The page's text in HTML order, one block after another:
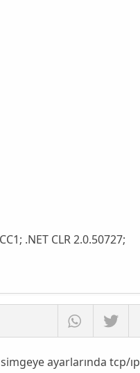
.NET CLR 2.0.50727;
ayarlarında tcp/ıp